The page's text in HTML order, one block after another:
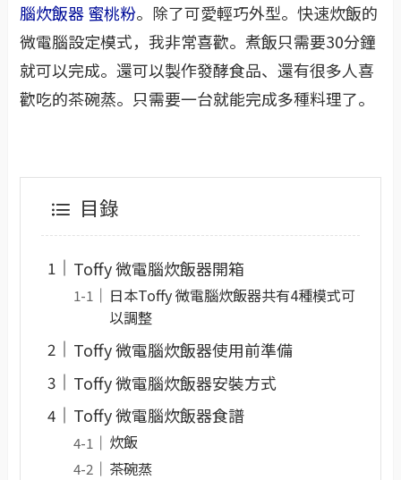
腦炊飯器 蜜桃粉。除了可愛輕巧外型。快速炊飯的
微電腦設定模式，我非常喜歡。煮飯只需要30分鐘
就可以完成。還可以製作發酵食品、還有很多人喜
歡吃的茶碗蒸。只需要一台就能完成多種料理了。
目錄
Toffy 微電腦炊飯器開箱
日本Toffy 微電腦炊飯器共有4種模式可
以調整
Toffy 微電腦炊飯器使用前準備
Toffy 微電腦炊飯器安裝方式
Toffy 微電腦炊飯器食譜
炊飯
茶碗蒸